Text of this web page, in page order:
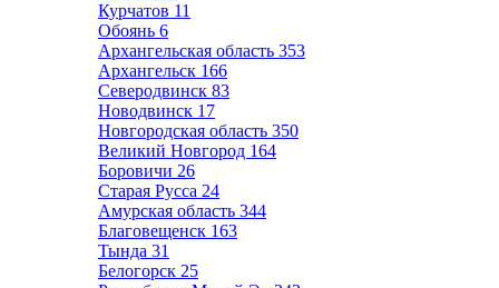
Курчатов 11
Обоянь 6
Архангельская область 353
Архангельск 166
Северодвинск 83
Новодвинск 17
Новгородская область 350
Великий Новгород 164
Боровичи 26
Старая Русса 24
Амурская область 344
Благовещенск 163
Тында 31
Белогорск 25